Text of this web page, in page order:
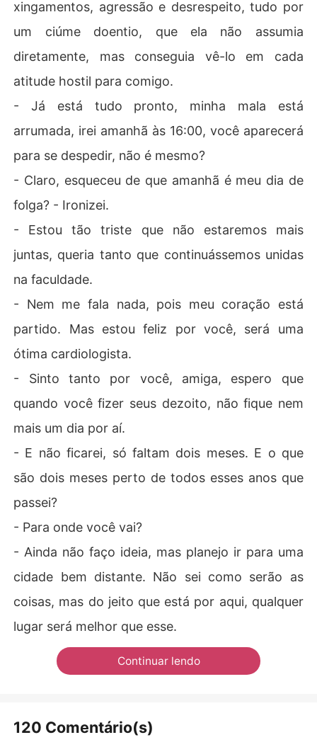
xingamentos, agressão e desrespeito, tudo por
um ciúme doentio, que ela não assumia
diretamente, mas conseguia vê-lo em cada
atitude hostil para comigo.
- Já está tudo pronto, minha mala está
arrumada, irei amanhã às 16:00, você aparecerá
para se despedir, não é mesmo?
- Claro, esqueceu de que amanhã é meu dia de
folga? - Ironizei.
- Estou tão triste que não estaremos mais
juntas, queria tanto que continuássemos unidas
na faculdade.
- Nem me fala nada, pois meu coração está
partido. Mas estou feliz por você, será uma
ótima cardiologista.
- Sinto tanto por você, amiga, espero que
quando você fizer seus dezoito, não fique nem
mais um dia por aí.
- E não ficarei, só faltam dois meses. E o que
são dois meses perto de todos esses anos que
passei?
- Para onde você vai?
- Ainda não faço ideia, mas planejo ir para uma
cidade bem distante. Não sei como serão as
coisas, mas do jeito que está por aqui, qualquer
lugar será melhor que esse.
Continuar lendo
120 Comentário(s)